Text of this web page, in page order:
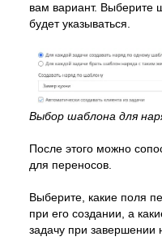
вам вариант. Выберите
будет указываться.
Выбор шаблона для
После этого можно
для переносов.
Выберите, какие поля
при его создании, а
задачу при завершении